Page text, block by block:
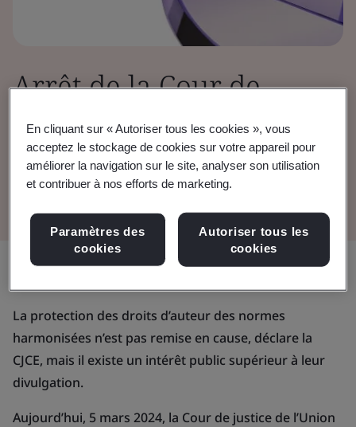
Arrêt de la Cour de
justice de l’Union
européenne (CJUE)
La protection des droits d’auteur des normes
harmonisées n’est pas remise en cause, déclare la
CJCE, mais il existe un intérêt public supérieur à leur
divulgation.
Aujourd’hui, 5 mars 2024, la Cour de justice de l’Union
Partager:
En cliquant sur « Autoriser tous les cookies », vous
acceptez le stockage de cookies sur votre appareil pour
améliorer la navigation sur le site, analyser son utilisation
et contribuer à nos efforts de marketing.
Paramètres des
cookies
Autoriser tous les
cookies